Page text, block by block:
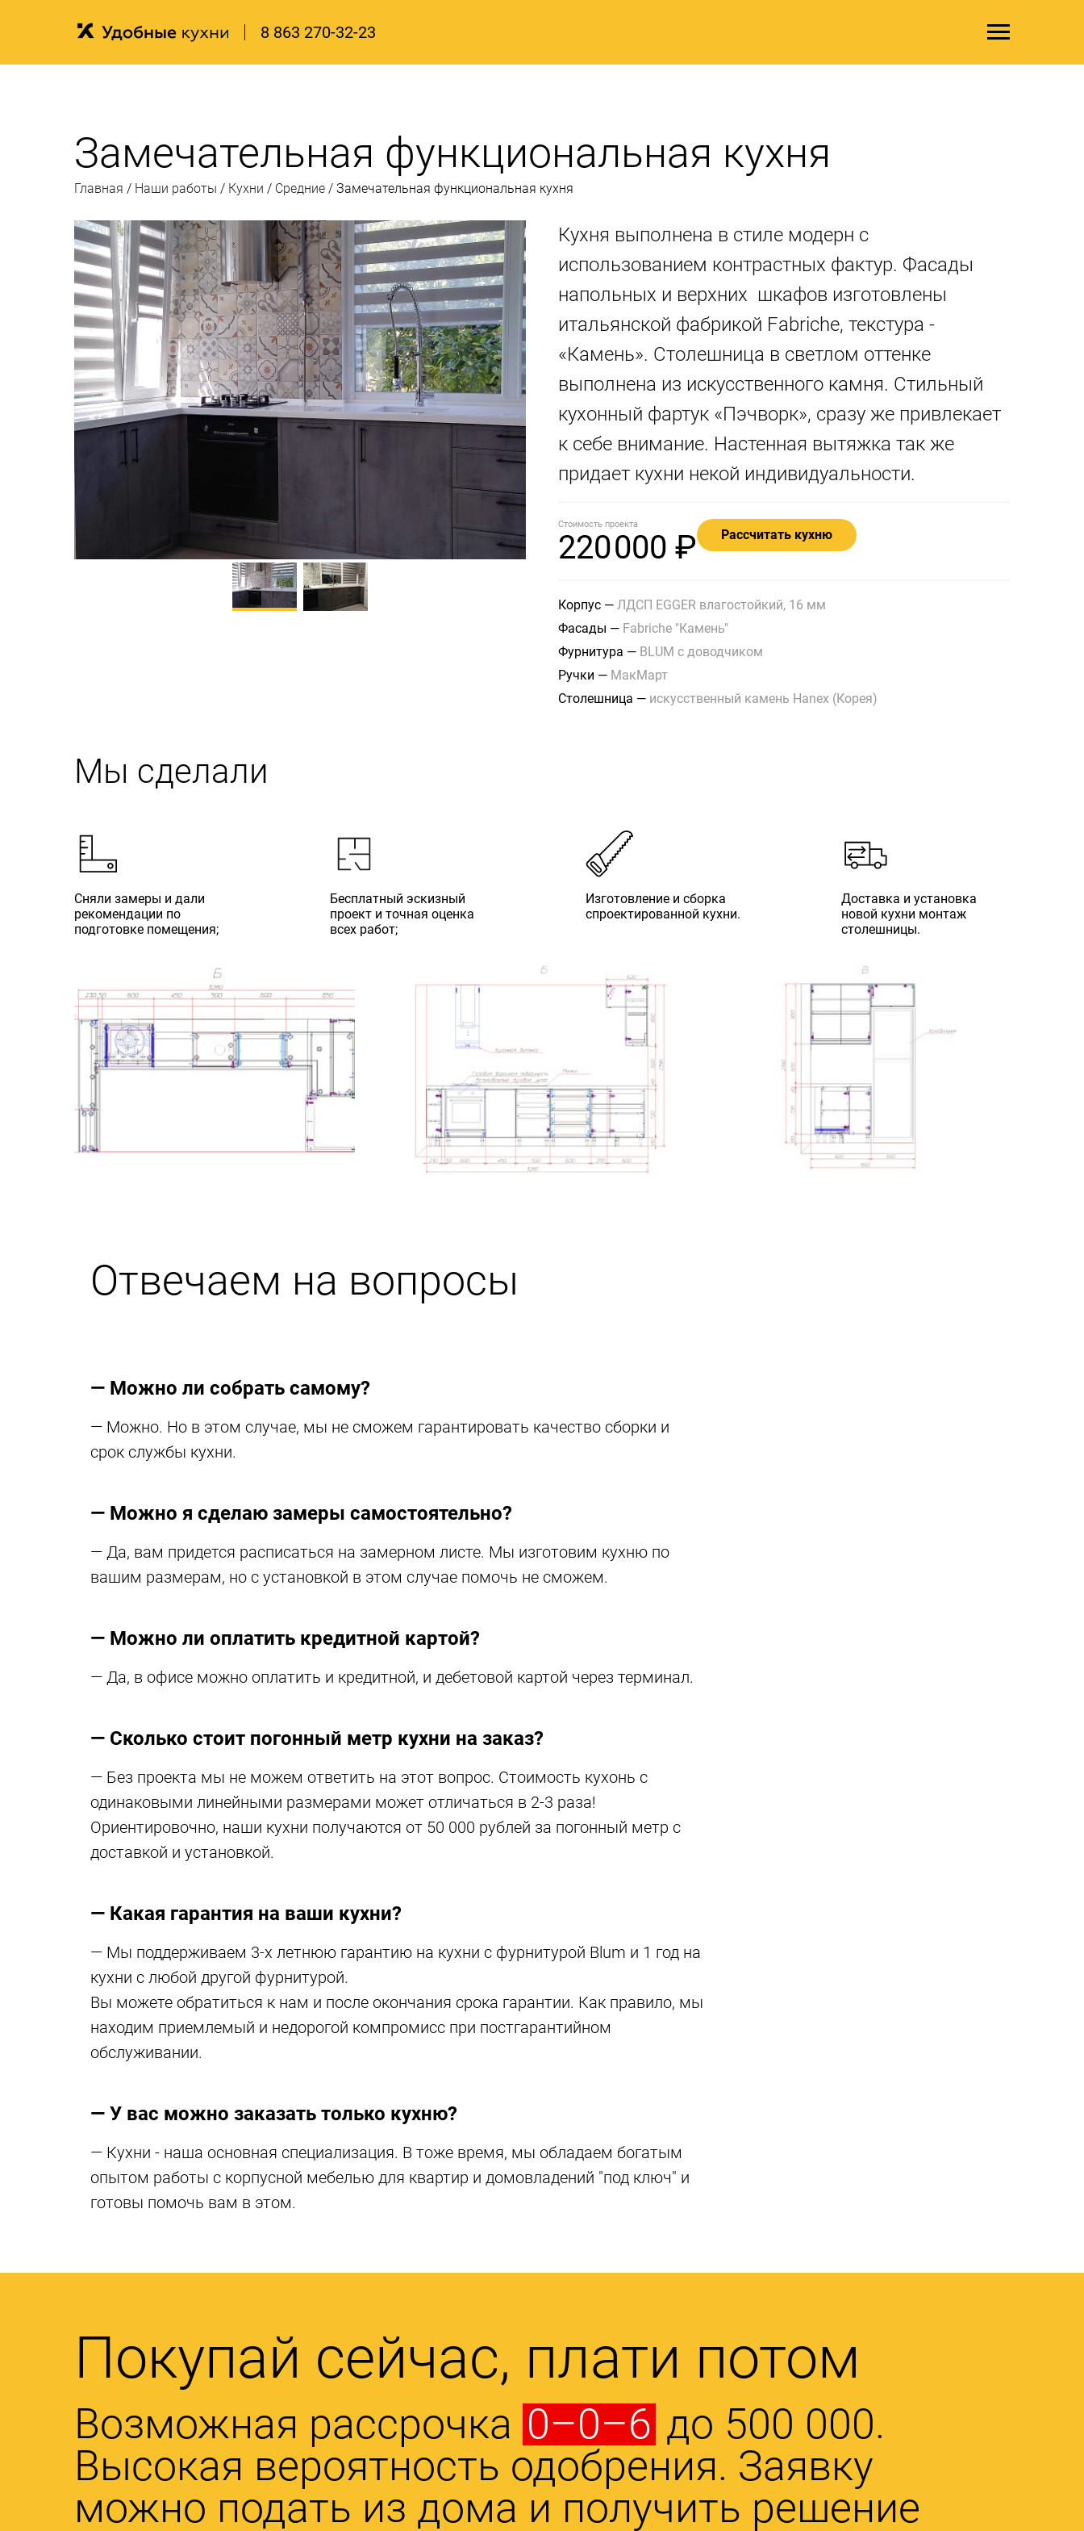
8 863 270-32-23
Замечательная функциональная кухня
Главная / Наши работы / Кухни / Средние / Замечательная функциональная кухня
Кухня выполнена в стиле модерн с
использованием контрастных фактур. Фасады
напольных и верхних шкафов изготовлены
итальянской фабрикой Fabriche, текстура -
«Камень». Столешница в светлом оттенке
выполнена из искусственного камня. Стильный
кухонный фартук «Пэчворк», сразу же привлекает
к себе внимание. Настенная вытяжка так же
придает кухни некой индивидуальности.
Стоимость проекта
220000 ₽ Рассчитать кухню
Корпус — ЛДСП EGGER влагостойкий, 16 мм
Фасады — Fabriche "Камень"
Фурнитура — BLUM с доводчиком
Ручки — МакМарт
Столешница — искусственный камень Hanex (Корея)
Мы сделали
Сняли замеры и дали
рекомендации по
подготовке помещения;
Бесплатный эскизный
проект и точная оценка
всех работ;
Изготовление и сборка
спроектированной кухни.
Доставка и установка
новой кухни монтаж
столешницы.
Отвечаем на вопросы
— Можно ли собрать самому?
— Можно. Но в этом случае, мы не сможем гарантировать качество сборки и
срок службы кухни.
— Можно я сделаю замеры самостоятельно?
— Да, вам придется расписаться на замерном листе. Мы изготовим кухню по
вашим размерам, но с установкой в этом случае помочь не сможем.
— Можно ли оплатить кредитной картой?
— Да, в офисе можно оплатить и кредитной, и дебетовой картой через терминал.
— Сколько стоит погонный метр кухни на заказ?
— Без проекта мы не можем ответить на этот вопрос. Стоимость кухонь с
одинаковыми линейными размерами может отличаться в 2-3 раза!
Ориентировочно, наши кухни получаются от 50 000 рублей за погонный метр с
доставкой и установкой.
— Какая гарантия на ваши кухни?
— Мы поддерживаем 3-х летнюю гарантию на кухни с фурнитурой Blum и 1 год на
кухни с любой другой фурнитурой.
Вы можете обратиться к нам и после окончания срока гарантии. Как правило, мы
находим приемлемый и недорогой компромисс при постгарантийном
обслуживании.
— У вас можно заказать только кухню?
— Кухни - наша основная специализация. В тоже время, мы обладаем богатым
опытом работы с корпусной мебелью для квартир и домовладений "под ключ" и
готовы помочь вам в этом.
Покупай сейчас, плати потом
Возможная рассрочка 0–0–6 до 500 000.
Высокая вероятность одобрения. Заявку
можно подать из дома и получить решение